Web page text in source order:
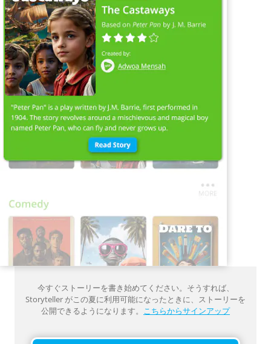
今すぐストーリーを書き始めてください。そうすれば、
Storyteller がこの夏に利用可能になったときに、ストーリーを
公開できるようになります。 こちらからサインアップ